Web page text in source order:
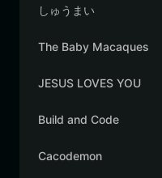
しゅうまい
The Baby Macaques
JESUS LOVES YOU
Build and Code
Cacodemon